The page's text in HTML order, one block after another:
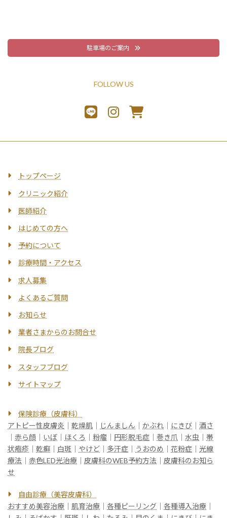
駐車場のご案内
FOLLOW US
トップページ
クリニック紹介
医師紹介
はじめての方へ
予約について
診療時間・アクセス
求人募集
よくあるご質問
お知らせ
業者さまからのお問合せ
院長ブログ
スタッフブログ
サイトマップ
保険診療（皮膚科）
アトピー性皮膚炎
乾燥肌 じんましん かぶれ にきび
酒さ
赤ら顔 いぼ ほくろ 粉瘤 円形脱毛症 巻き爪 水虫
帯
状疱疹
乾癬 白斑 やけど 多汗症 うおのめ 花粉症
光線
療法
赤色LED光治療 皮膚科のWEB予約方法
皮膚科のお知ら
せ
自由診療（美容皮膚科）
おすすめ美容治療
肌育治療 各種ピーリング 各種導入治療